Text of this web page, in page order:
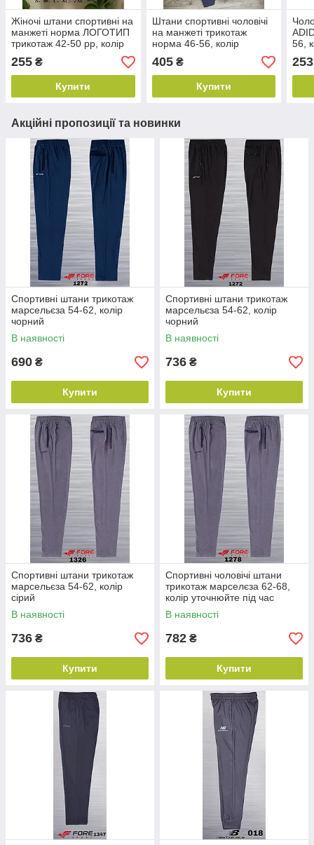
Жіночі штани спортивні на
манжеті норма ЛОГОТИП
трикотаж 42-50 рр, колір
уточнюйте під час
замовлення
255 ₴
Купити
Штани спортивні чоловічі
на манжеті трикотаж
норма 46-56, колір
уточнюйте під час
замовлення
405₴
Купити
56,
час
253
Акційні пропозиції та новинки
Спортивні штани трикотаж
марсельєза 54-62, колір
чорний
В наявності
690 ₴
Купити
Спортивні штани трикотаж
марсельєза 54-62, колір
чорний
В наявності
736 ₴
Купити
Спортивні штани трикотаж
марсельєза 54-62, колір
сірий
В наявності
736 ₴
Купити
Спортивні чоловічі штани
трикотаж марселєза 62-68,
колір уточнюйте під час
замовлення
В наявності
782 ₴
Купити